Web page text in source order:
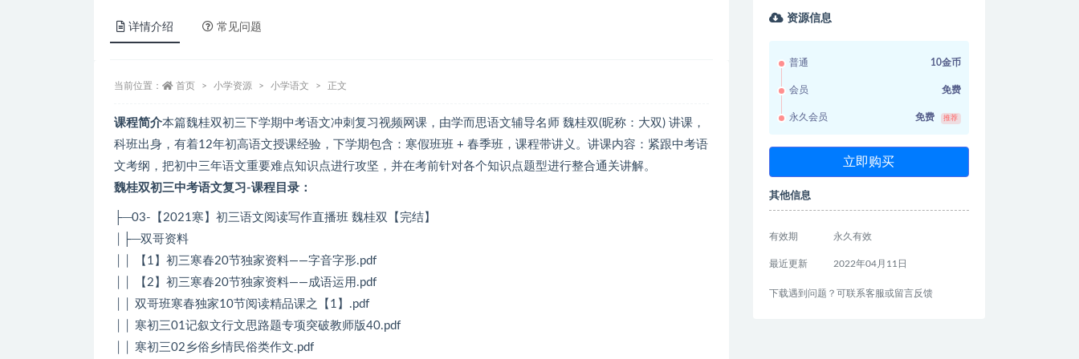
详情介绍 常见问题
当前位置： 首页 小学资源 小学语文 正文
课程简介本篇魏桂双初三下学期中考语文冲刺复习视频网课，由学而思语文辅导名师 魏桂双(昵称：大双) 讲课，
科班出身，有着12年初高语文授课经验，下学期包含：寒假班班 + 春季班，课程带讲义。讲课内容：紧跟中考语
文考纲，把初中三年语文重要难点知识点进行攻坚，并在考前针对各个知识点题型进行整合通关讲解。
魏桂双初三中考语文复习-课程目录：
├─03-【2021寒】初三语文阅读写作直播班 魏桂双【完结】
│├─双哥资料
││ 【1】初三寒春20节独家资料——字音字形.pdf
││ 【2】初三寒春20节独家资料——成语运用.pdf
││ 双哥班寒春独家10节阅读精品课之【1】.pdf
││ 寒初三01记叙文行文思路题专项突破教师版40.pdf
││ 寒初三02乡俗乡情民俗类作文.pdf
资源信息
普通 10金币
会员 免费
永久会员 免费 推荐
立即购买
其他信息
有效期 永久有效
最近更新 2022年04月11日
下载遇到问题？可联系客服或留言反馈